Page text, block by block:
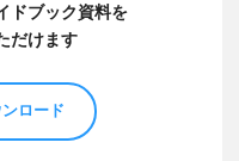
ドブック資料を
だけます
ロード